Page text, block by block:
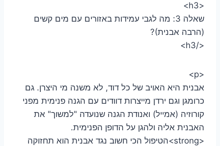
<h3>
שאלה 3: מה לגבי עמידות באזורים עם מים קשים
(הרבה אבנית)?
</h3>
<p>
אבנית היא האויב של כל דוד, לא משנה מי היצרן. גם
כרומגן וגם ירדן מייצרות דוודים עם הגנה פנימית מפני
קורוזיה (אמייל) ואנודת הגנה שנועדה "למשוך" את
האבנית אליה ולהגן על הדופן הפנימית.
<strong>הטיפול הכי חשוב נגד אבנית הוא תחזוקה